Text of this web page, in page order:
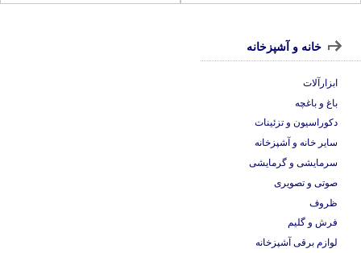
خانه و آشپزخانه
ابزارآلات
باغ و باغچه
دکوراسیون و تزئینات
سایر خانه و آشپزخانه
سرمایشی و گرمایشی
صوتی و تصویری
ظروف
فرش و گلیم
لوازم برقی آشپزخانه